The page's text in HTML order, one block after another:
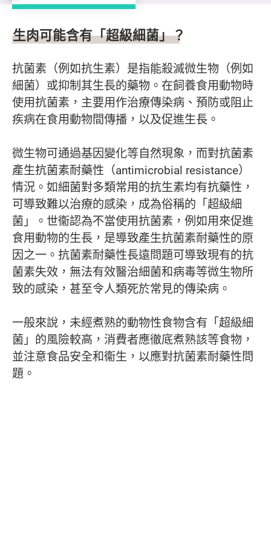
抗菌素耐藥性
生肉可能含有「超級細菌」？
抗菌素（例如抗生素）是指能殺滅微生物（例如
細菌）或抑制其生長的藥物。在飼養食用動物時
使用抗菌素，主要用作治療傳染病、預防或阻止
疾病在食用動物間傳播，以及促進生長。
微生物可通過基因變化等自然現象，而對抗菌素
產生抗菌素耐藥性（antimicrobial resistance）
情況。如細菌對多類常用的抗生素均有抗藥性，
可導致難以治療的感染，成為俗稱的「超級細
菌」。世衞認為不當使用抗菌素，例如用來促進
食用動物的生長，是導致產生抗菌素耐藥性的原
因之一。抗菌素耐藥性長遠問題可導致現有的抗
菌素失效，無法有效醫治細菌和病毒等微生物所
致的感染，甚至令人類死於常見的傳染病。
一般來說，未經煮熟的動物性食物含有「超級細
菌」的風險較高，消費者應徹底煮熟該等食物，
並注意食品安全和衞生，以應對抗菌素耐藥性問
題。